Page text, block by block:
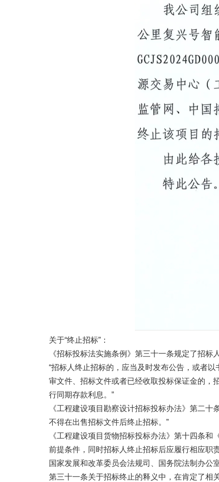
关于“终止招标”：
《招标投标法实施条例》第三十一条规定了招
“招标人终止招标的，应当及时发布公告，或者
审文件、招标文件或者已经收取投标保证金的，
行同期存款利息。”
《工程建设项目勘察设计招标投标办法》第二
不得在出售招标文件后终止招标。”
《工程建设项目货物招标投标办法》第十四条
前提条件，同时招标人终止招标后应履行相应职
国家发展和改革委员会法规司、国务院法制办
第三十一条关于招标终止的释义中，在肯定了相